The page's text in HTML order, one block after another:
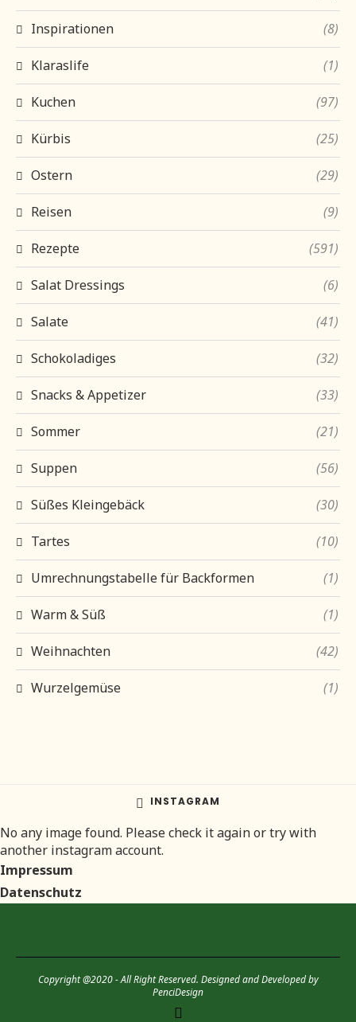
Inspirationen (8)
Klaraslife (1)
Kuchen (97)
Kürbis (25)
Ostern (29)
Reisen (9)
Rezepte (591)
Salat Dressings (6)
Salate (41)
Schokoladiges (32)
Snacks & Appetizer (33)
Sommer (21)
Suppen (56)
Süßes Kleingebäck (30)
Tartes (10)
Umrechnungstabelle für Backformen (1)
Warm & Süß (1)
Weihnachten (42)
Wurzelgemüse (1)
INSTAGRAM
No any image found. Please check it again or try with
another instagram account.
Impressum
Datenschutz
Copyright @2020 - All Right Reserved. Designed and Developed by
PenciDesign